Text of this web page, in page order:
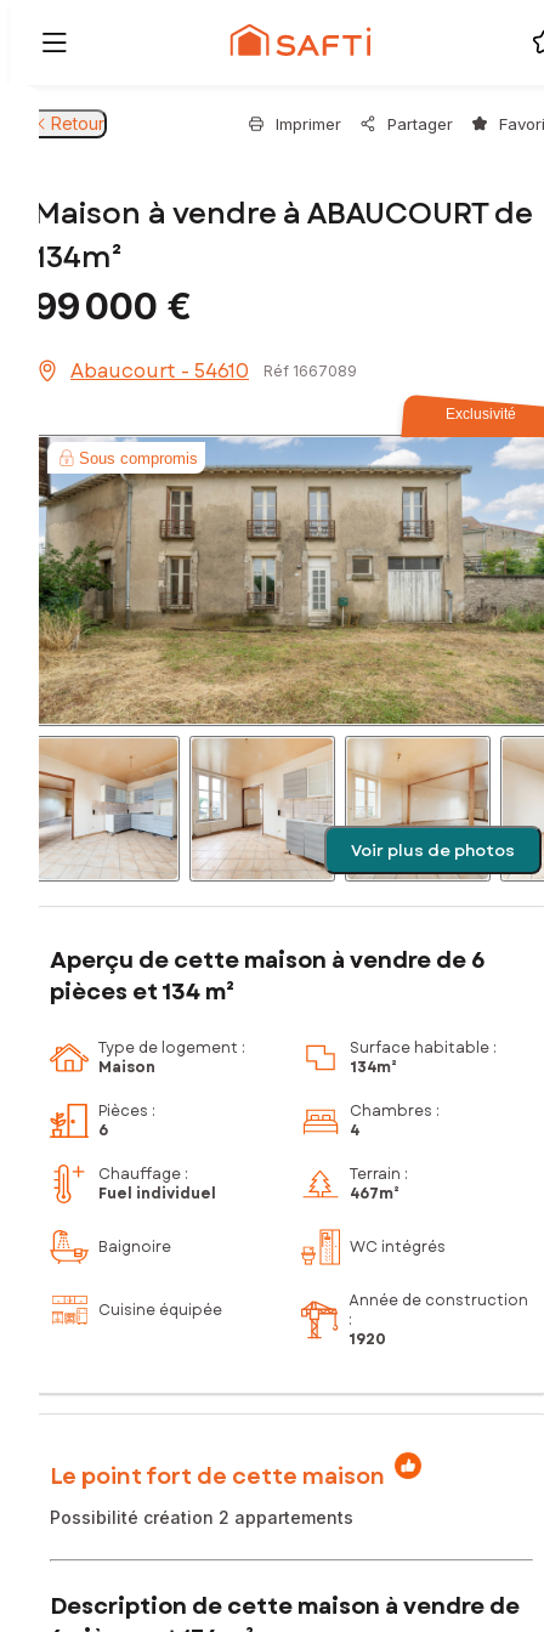
Retour Imprimer Partager
Maison à vendre à ABAUCOURT de
134m²
99 000 €
Abaucourt - 54610 Réf 1667089
Exclusivité
Sous compromis
Voir plus de photos
Aperçu de cette maison à vendre de 6
pièces et 134 m²
Type de logement :
Maison
Surface habitable :
134m²
Pièces :
6
Chambres :
4
Chauffage :
Fuel individuel
Terrain :
467m²
Baignoire WC intégrés
Cuisine équipée
Année de construction
:
1920
Le point fort de cette maison
Possibilité création 2 appartements
Description de cette maison à vendre de